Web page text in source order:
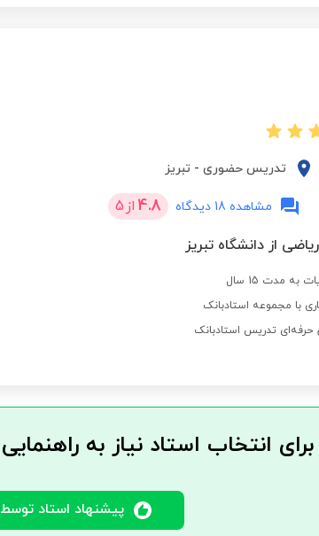
تدریس حضوری - تبریز
مشاهده 18 دیدگاه 4.8 از 5
از دانشگاه تبریز
مدت 15 سال
با مجموعه استادبانک
حرفه‌ای تدریس استادبانک
برای انتخاب استاد نیاز به
پیشنهاد استاد